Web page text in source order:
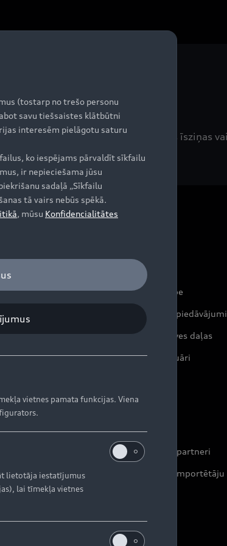
ērti noklausieties saņemtās īsziņas
Serviss un apkope
Aktuālie servisa piedāvājumi
Oriģinālās rezerves daļas
Oriģinālie aksesuāri
Dīleri un servisa partneri
Informācija par importētāju
(tostarp no trešo personu
savu tiešsaistes klātbūtni
interesēm pielāgotu saturu
ko iespējams pārvaldīt sīkfailu
ir nepieciešama jūsu
sadaļā „Sīkfailu
tā vairs nebūs spēkā.
, mūsu Konfidencialitātes
vietnes pamata funkcijas. Viena
lietotāja iestatījumus
lai tīmekļa vietnes